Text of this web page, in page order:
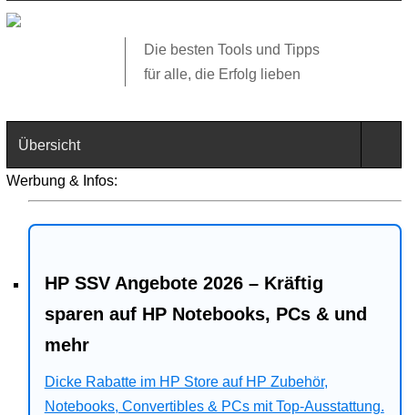
Die besten Tools und Tipps
für alle, die Erfolg lieben
Übersicht
Technik
Web
Business
Angebote
Werbung & Infos:
HP SSV Angebote 2026 – Kräftig
sparen auf HP Notebooks, PCs & und
mehr
Dicke Rabatte im HP Store auf HP Zubehör,
Notebooks, Convertibles & PCs mit Top-Ausstattung.